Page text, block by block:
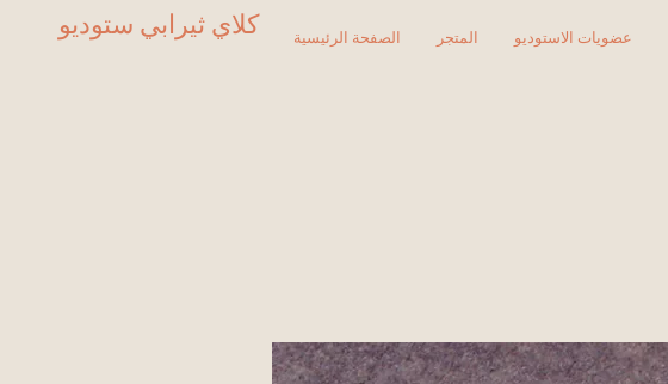
كلاي ثيرابي ستوديو الصفحة الرئيسية المتجر عضويات الاستوديو